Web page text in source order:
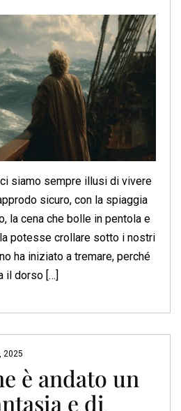
siamo sempre illusi di vivere
sicuro, con la spiaggia
la cena che bolle in pentola e
potesse crollare sotto i nostri
ha iniziato a tremare, perché
il dorso […]
2025
è andato un
e di